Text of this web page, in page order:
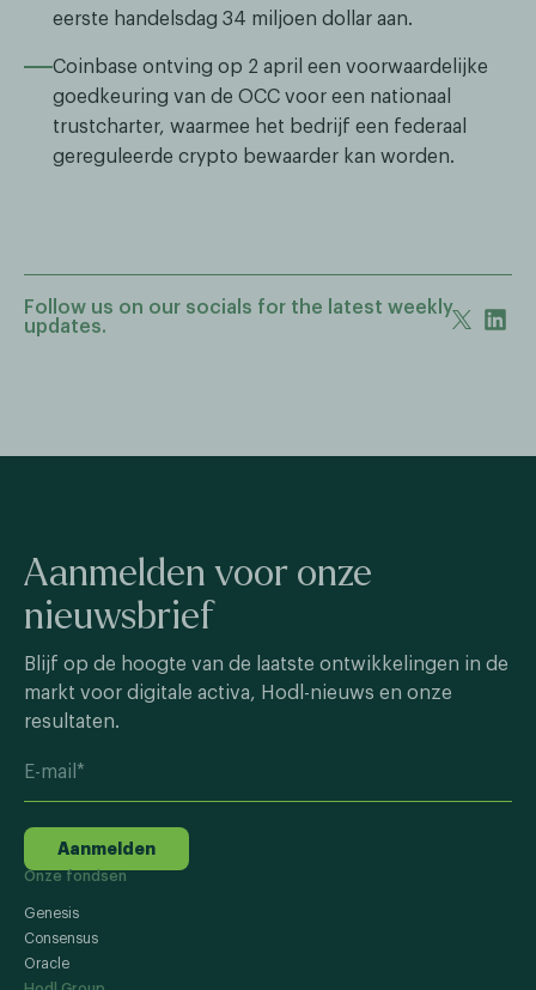
eerste handelsdag 34 miljoen dollar aan.
Coinbase ontving op 2 april een voorwaardelijke
goedkeuring van de OCC voor een nationaal
trustcharter, waarmee het bedrijf een federaal
gereguleerde crypto bewaarder kan worden.
Follow us on our socials for the latest weekly
updates.
Aanmelden voor onze
nieuwsbrief
Blijf op de hoogte van de laatste ontwikkelingen in de
markt voor digitale activa, Hodl-nieuws en onze
resultaten.
Aanmelden
Onze fondsen
Genesis
Consensus
Oracle